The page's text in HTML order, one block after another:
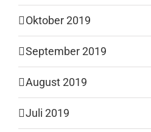
Oktober 2019
September 2019
August 2019
Juli 2019